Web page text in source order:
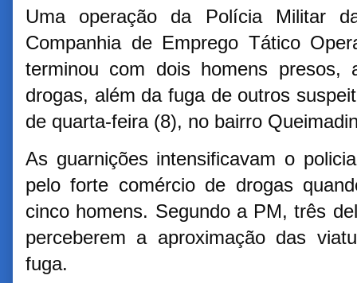
Uma operação da Polícia Militar
Companhia de Emprego Tático
terminou com dois homens
drogas, além da fuga de outros
de quarta-feira (8), no bairro
As guarnições intensificavam o
pelo forte comércio de drogas
cinco homens. Segundo a PM, três
perceberem a aproximação das
fuga.